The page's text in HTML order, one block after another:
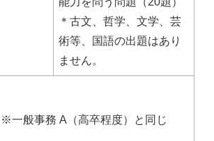
＊古文、哲学、文学、芸
術等、国語の出題はあり
ません。
※一般事務 A（高卒程度）と同じ